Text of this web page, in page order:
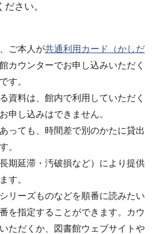
さい。
ご本人が共通利用カード（かしだ
カウンターでお申し込みいただく
す。
資料は、館内で利用していただく
申し込みはできません。
っても、時間差で別のかたに貸出
。
期延滞・汚破損など）により提供
す。
リーズものなどを順番に読みたい
を指定することができます。カウ
ただくか、図書館ウェブサイトや